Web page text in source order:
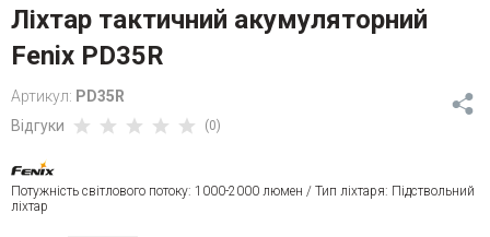
Ліхтар тактичний акумуляторний
Fenix PD35R
Артикул: PD35R
Відгуки
(0)
Потужність світлового потоку: 1000-2000 люмен / Тип ліхтаря: Підствольний
ліхтар